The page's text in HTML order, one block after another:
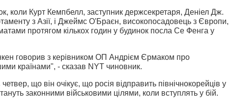
коли Курт Кемпбелл, заступник держсекретаря, Деніел Дж.
з Азії, і Джеймс О'Браєн, високопосадовець з Європи,
протягом кількох годин у будинок посла Се Фенга у
говорив з керівником ОП Андрієм Єрмаком про
країнами", - сказав NYT чиновник.
що він очікує, що росія відправить північнокорейців у
законними військовими цілями, коли вступлять у бій.